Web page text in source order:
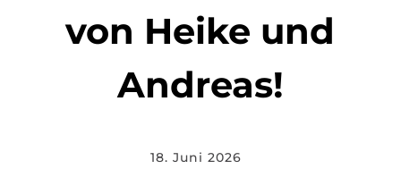
von Heike und
Andreas!
18. Juni 2026